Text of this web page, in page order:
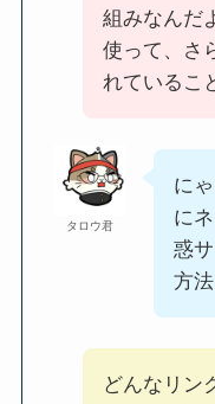
組みなんだ
使って、さ
れているこ
タロウ君
に
に
惑
方
どんなリン